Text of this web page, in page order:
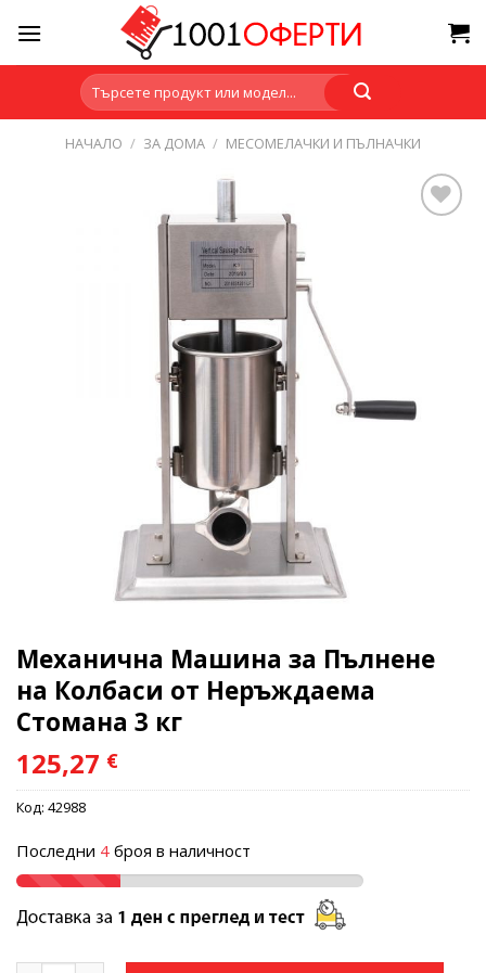
content
Търсене
за:
НАЧАЛО / ЗА ДОМА / МЕСОМЕЛАЧКИ И ПЪЛНАЧКИ
Механична Машина за Пълнене
на Колбаси от Неръждаема
Стомана 3 кг
125,27 €
Код: 42988
Последни 4 броя в наличност